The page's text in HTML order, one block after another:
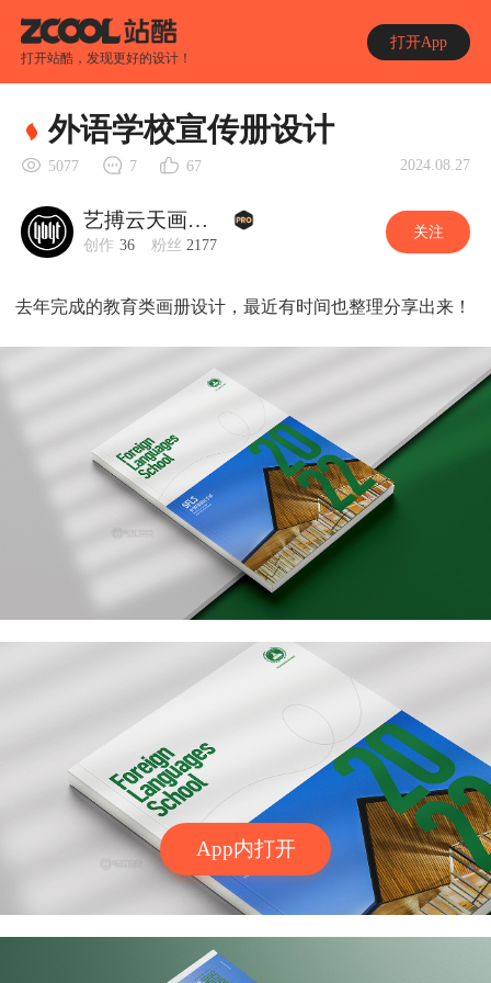
打开站酷，发现更好的设计！
打开App
App内打开
外语学校宣传册设计
5077 7 67 2024.08.27
艺搏云天画册设计
创作 36 粉丝 2177
关注
去年完成的教育类画册设计，最近有时间也整理分享出来！